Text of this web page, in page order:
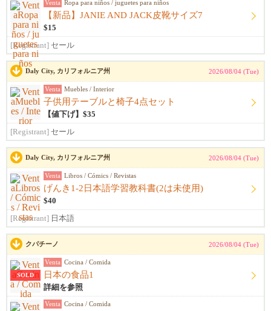
Venta Ropa para niños / juguetes para niños
【新品】JANIE AND JACK皮靴サイズ7
$15
[Registrant] セール
Daly City, カリフォルニア州 2026/08/04 (Tue)
Venta Muebles / Interior
子供用テーブルと椅子4点セット
【値下げ】$35
[Registrant] セール
Daly City, カリフォルニア州 2026/08/04 (Tue)
Venta Libros / Cómics / Revistas
げんき1-2日本語学習教科書(2は未使用)
$40
[Registrant] 日本語
クパチーノ 2026/08/04 (Tue)
SOLD
Venta Cocina / Comida
日本の食品1
詳細を参照
Venta Cocina / Comida